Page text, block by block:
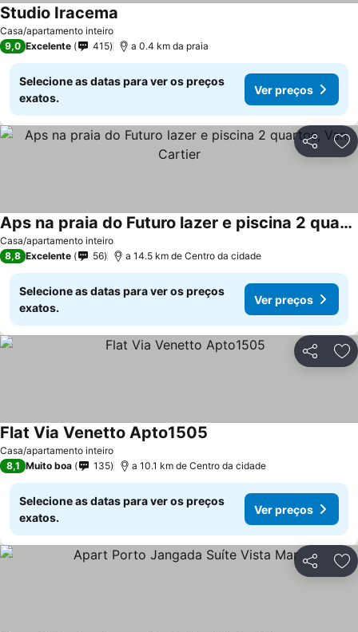
Casa/apartamento inteiro
Studio Iracema
9,0 Excelente 415 a 0.4 km da praia
Selecione as datas para ver os preços
exatos.
Ver preços
Partilhar
Casa/apartamento inteiro
Aps na praia do Futuro lazer e piscina 2 quartos, Van Cartier
Ver preços
8,8 Excelente 56 a 14.5 km de Centro da cidade
Selecione as datas para ver os preços
exatos.
Ver preços
Partilhar
Casa/apartamento inteiro
Flat Via Venetto Apto1505
8,1 Muito boa 135 a 10.1 km de Centro da cidade
Selecione as datas para ver os preços
exatos.
Ver preços
Partilhar